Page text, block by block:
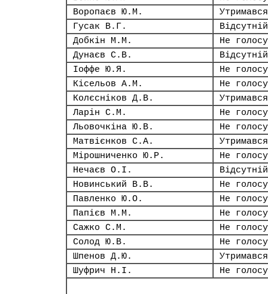
Воропаєв Ю.М.
Утримався
Гусак В.Г.
Відсутній
Добкін М.М.
Не
Дунаєв С.В.
Відсутній
Іоффе Ю.Я.
Не
Кісельов А.М.
Не
Колєсніков Д.В.
Утримався
Ларін С.М.
Не
Льовочкіна Ю.В.
Не
Матвієнков С.А.
Утримався
Мірошниченко Ю.Р.
Не
Нечаєв О.І.
Відсутній
Новинський В.В.
Не
Павленко Ю.О.
Не
Папієв М.М.
Не
Сажко С.М.
Не
Солод Ю.В.
Не
Шпенов Д.Ю.
Утримався
Шуфрич Н.І.
Не